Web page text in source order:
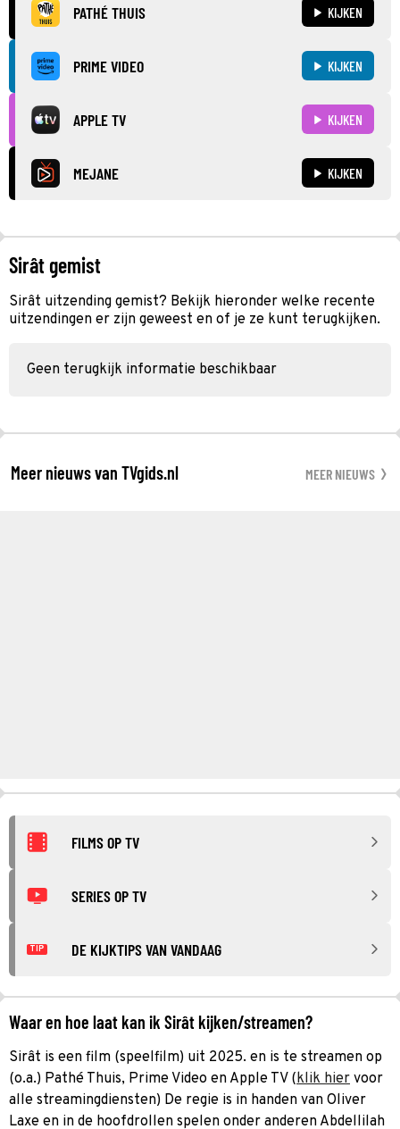
PATHÉ THUIS KIJKEN
PRIME VIDEO KIJKEN
APPLE TV KIJKEN
MEJANE KIJKEN
Sirât gemist
Sirât uitzending gemist? Bekijk hieronder welke recente
uitzendingen er zijn geweest en of je ze kunt terugkijken.
Geen terugkijk informatie beschikbaar
Meer nieuws van TVgids.nl MEER NIEUWS
FILMS OP TV
SERIES OP TV
TIP DE KIJKTIPS VAN VANDAAG
Waar en hoe laat kan ik Sirât kijken/streamen?
Sirât is een film (speelfilm) uit 2025. en is te streamen op
(o.a.) Pathé Thuis, Prime Video en Apple TV (klik hier voor
alle streamingdiensten) De regie is in handen van Oliver
Laxe en in de hoofdrollen spelen onder anderen Abdellilah